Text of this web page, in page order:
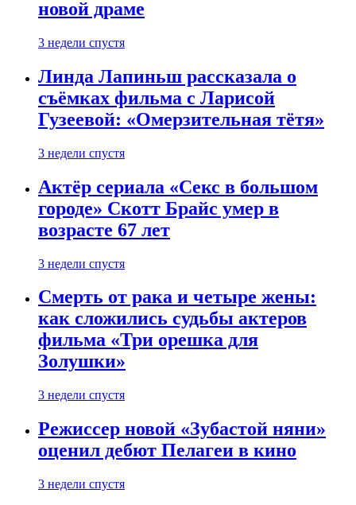
новой драме
3 недели спустя
Линда Лапиньш рассказала о
съёмках фильма с Ларисой
Гузеевой: «Омерзительная тётя»
3 недели спустя
Актёр сериала «Секс в большом
городе» Скотт Брайс умер в
возрасте 67 лет
3 недели спустя
Смерть от рака и четыре жены:
как сложились судьбы актеров
фильма «Три орешка для
Золушки»
3 недели спустя
Режиссер новой «Зубастой няни»
оценил дебют Пелагеи в кино
3 недели спустя